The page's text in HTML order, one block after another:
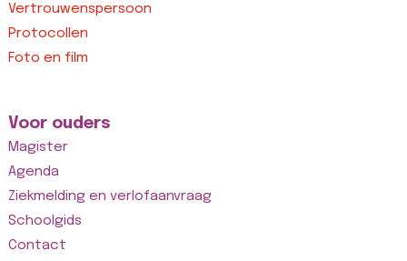
Vertrouwenspersoon
Protocollen
Foto en film
Voor ouders
Magister
Agenda
Ziekmelding en verlofaanvraag
Schoolgids
Contact